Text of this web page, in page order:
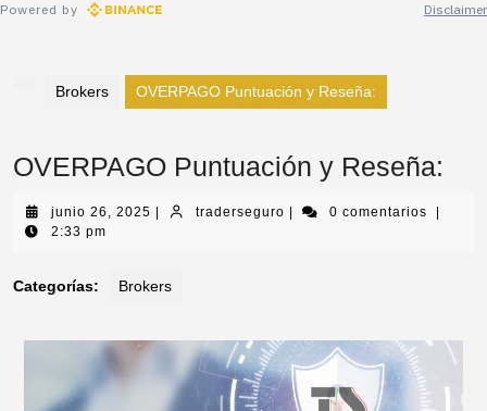
Powered by Disclaimer
Brokers OVERPAGO Puntuación y Reseña:
OVERPAGO Puntuación y Reseña:
junio 26, 2025 traderseguro 0 comentarios
2:33 pm
Categorías: Brokers